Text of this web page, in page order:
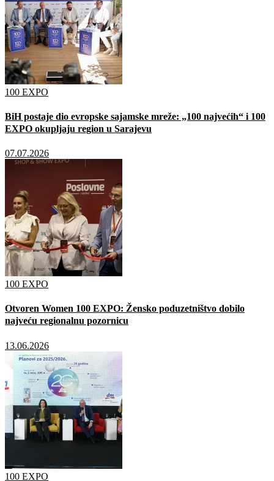
100 EXPO
BiH postaje dio evropske sajamske mreže: „100 najvećih“ i 100
EXPO okupljaju region u Sarajevu
07.07.2026
100 EXPO
Otvoren Women 100 EXPO: Žensko poduzetništvo dobilo
najveću regionalnu pozornicu
13.06.2026
100 EXPO